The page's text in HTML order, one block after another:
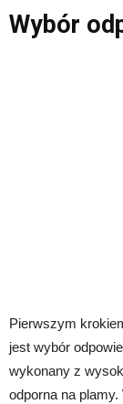
Wybór
Pierwszym
jest wybór
wykonany z
odporna na plamy.